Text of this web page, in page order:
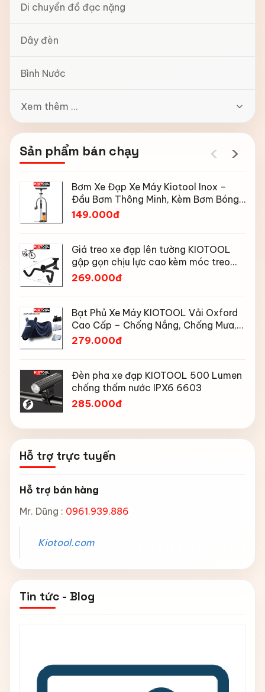
Di chuyển đồ đạc nặng
Dây đèn
Bình Nước
Xem thêm ...
Sản phẩm bán chạy ‹ ›
Bơm Xe Đạp Xe Máy Kiotool Inox –
Đầu Bơm Thông Minh, Kèm Bơm Bóng,
Đồng Hồ 160 PSI
149.000đ
Giá treo xe đạp lên tường KIOTOOL
gập gọn chịu lực cao kèm móc treo
mũ bảo hiểm
269.000đ
Bạt Phủ Xe Máy KIOTOOL Vải Oxford
Cao Cấp – Chống Nắng, Chống Mưa,
Chống Bụi, Chống Tia UV, Có Phản
279.000đ
Đèn pha xe đạp KIOTOOL 500 Lumen
chống thấm nước IPX6 6603
285.000đ
Hỗ trợ trực tuyến
Hỗ trợ bán hàng
Mr. Dũng : 0961.939.886
Kiotool.com
Tin tức - Blog